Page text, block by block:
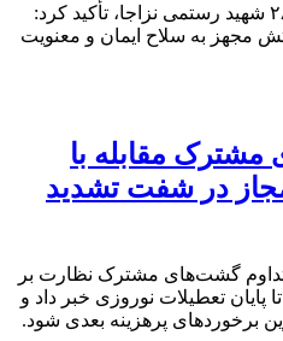
خرم‌آباد – فرمانده تیپ ۲۸۴ شهید رستمی نزاجا، تأکید کرد:
مجهز به سلاح ایمان و معنویت
مقابله با
در شفت تشدید
گشت‌های مشترک نظارت بر
تعطیلات نوروزی خبر داد و
برخوردهای پرهزینه بعدی شود.